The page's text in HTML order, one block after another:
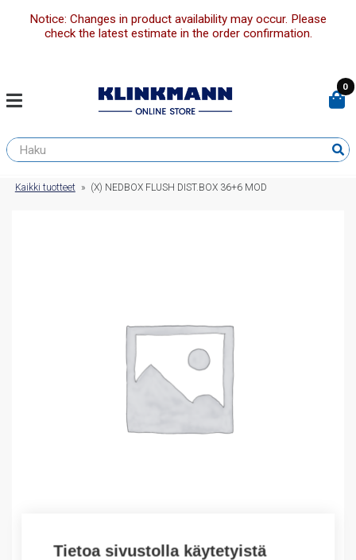
Tietoa sivustolla käytetyistä
Notice: Changes in product availability may occur. Please
check the latest estimate in the order confirmation.
0
Kaikki tuotteet » (X) NEDBOX FLUSH DIST.BOX 36+6 MOD
Outlet – Erikoishinnat